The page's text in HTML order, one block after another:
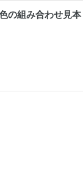
の組み合わせ見本